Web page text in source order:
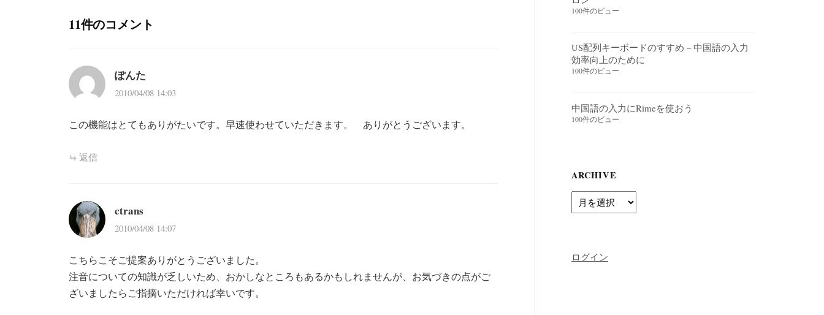
ゲ
シ
ョ
11件のコメント
ぽんた
2010/04/08 14:03
この機能はとてもありがたいです。早速使わせていただきます。 ありがとうございます。
返信
ctrans
2010/04/08 14:07
こちらこそご提案ありがとうございました。
注音についての知識が乏しいため、おかしなところもあるかもしれませんが、お気づきの点がご
ざいましたらご指摘いただければ幸いです。
100件のビュー
US配列キーボードのすすめ – 中国語の入力
効率向上のために
100件のビュー
中国語の入力にRimeを使おう
100件のビュー
ARCHIVE
Archive
ログイン